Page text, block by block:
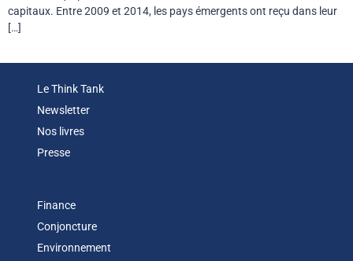
capitaux. Entre 2009 et 2014, les pays émergents ont reçu dans leur
[…]
Le Think Tank
Newsletter
Nos livres
Presse
Finance
Conjoncture
Environnement